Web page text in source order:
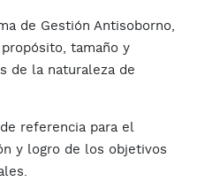
de Gestión Antisoborno,
tamaño y
de la naturaleza de
referencia para el
y logro de los objetivos